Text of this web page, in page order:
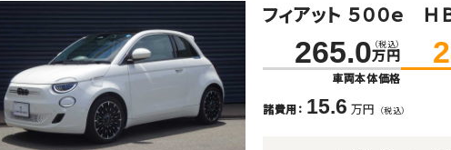
フィアット ５００ｅ Ｈ
265.0 （税込）
万円
車両本体価格
諸費用： 15.6 万円 （税込）